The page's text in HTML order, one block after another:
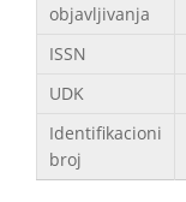
objavljivanja
ISSN
UDK
Identifikacioni
broj